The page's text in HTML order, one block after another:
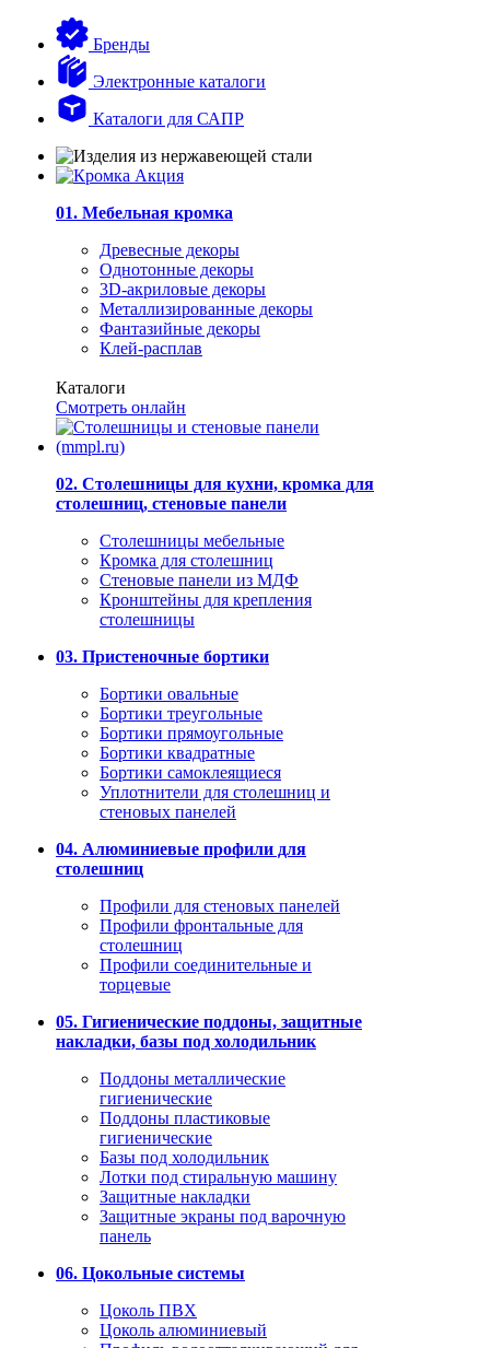
Бренды
Электронные каталоги
Каталоги для САПР
01. Мебельная кромка
Древесные декоры
Однотонные декоры
3D-акриловые декоры
Металлизированные декоры
Фантазийные декоры
Клей-расплав
Каталоги
Смотреть онлайн
02. Столешницы для кухни, кромка для
столешниц, стеновые панели
Столешницы мебельные
Кромка для столешниц
Стеновые панели из МДФ
Кронштейны для крепления
столешницы
03. Пристеночные бортики
Бортики овальные
Бортики треугольные
Бортики прямоугольные
Бортики квадратные
Бортики самоклеящиеся
Уплотнители для столешниц и
стеновых панелей
04. Алюминиевые профили для
столешниц
Профили для стеновых панелей
Профили фронтальные для
столешниц
Профили соединительные и
торцевые
05. Гигиенические поддоны, защитные
накладки, базы под холодильник
Поддоны металлические
гигиенические
Поддоны пластиковые
гигиенические
Базы под холодильник
Лотки под стиральную машину
Защитные накладки
Защитные экраны под варочную
панель
06. Цокольные системы
Цоколь ПВХ
Цоколь алюминиевый